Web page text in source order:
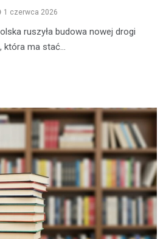
1 czerwca 2026
ruszyła budowa nowej drogi
która ma stać…